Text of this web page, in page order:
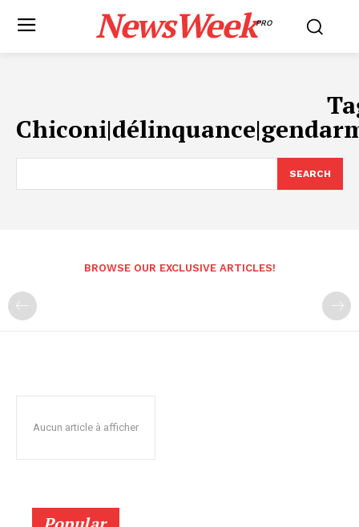
NewsWeekPRO
SEARCH
BROWSE OUR EXCLUSIVE ARTICLES!
Aucun article à afficher